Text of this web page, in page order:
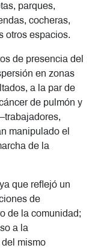
parques,
cocheras,
otros espacios.
de presencia del
en zonas
a la par de
de pulmón y
manipulado el
de la
que reflejó un
de
de la comunidad;
a la
mismo